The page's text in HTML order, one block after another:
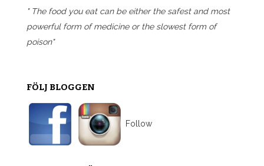
" The food you eat can be either the safest and most
powerful form of medicine or the slowest form of
poison"
FÖLJ BLOGGEN
Follow